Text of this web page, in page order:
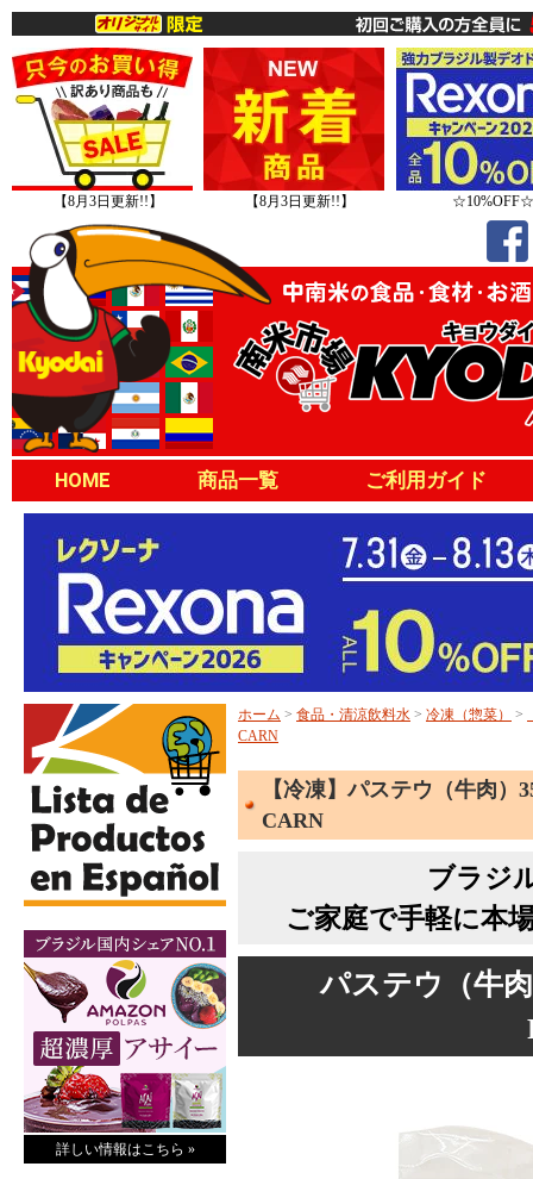
【8月3日更新!!】 【8月3日更新!!】 ☆10%OFF☆
HOME 商品一覧 ご利用ガイド
詳しい情報はこちら »
ホーム > 食品・清涼飲料水 > 冷凍（惣菜） >
CARN
【冷凍】パステウ（牛肉
CARN
ブラジ
ご家庭で手軽に本
パステウ（牛